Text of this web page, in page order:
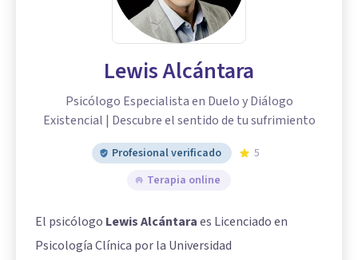
Lewis Alcántara
Psicólogo Especialista en Duelo y Diálogo
Existencial | Descubre el sentido de tu sufrimiento
Profesional verificado
5
Terapia online
El psicólogo Lewis Alcántaraes Licenciado en
Psicología Clínica por la Universidad